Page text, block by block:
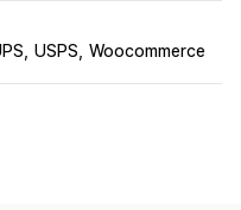
USPS Woocommerce